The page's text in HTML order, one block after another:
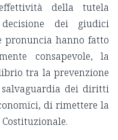
della tutela
dei giudici
hanno fatto
consapevole, la
tra la prevenzione
dei diritti
di rimettere la